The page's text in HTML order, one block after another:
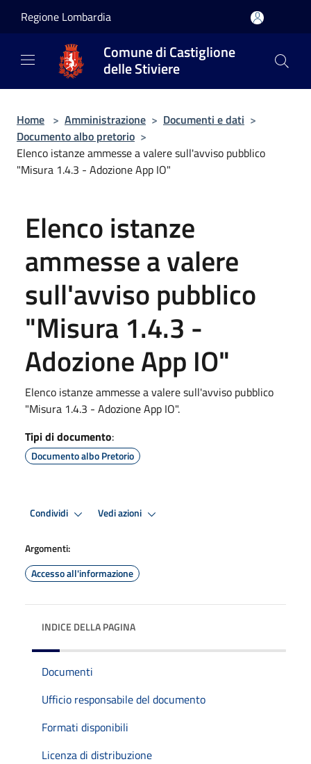
Regione Lombardia
Comune di Castiglione
delle Stiviere
Home > Amministrazione > Documenti e dati >
Documento albo pretorio >
Elenco istanze ammesse a valere sull'avviso pubblico
"Misura 1.4.3 - Adozione App IO"
Elenco istanze
ammesse a valere
sull'avviso pubblico
"Misura 1.4.3 -
Adozione App IO"
Elenco istanze ammesse a valere sull'avviso pubblico
"Misura 1.4.3 - Adozione App IO".
Tipi di documento:
Documento albo Pretorio
Condividi Vedi azioni
Argomenti:
Accesso all'informazione
INDICE DELLA PAGINA
Documenti
Ufficio responsabile del documento
Formati disponibili
Licenza di distribuzione